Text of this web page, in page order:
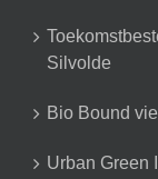
Silvolde
Bio Bound
Urban Green